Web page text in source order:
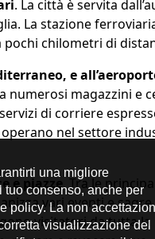
. La città è servita
La stazione
pochi chilometri di
e
numerosi magazzini e
di corriere
nel settore
e piazze. Tra le
vari eventi e
visitatori da tutta la